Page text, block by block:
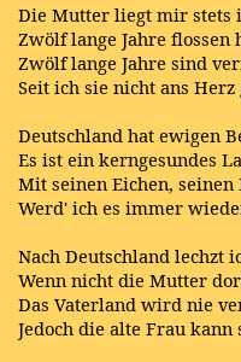
Die Mutter liegt mir stets
Zwölf lange Jahre flossen
Zwölf lange Jahre sind
Seit ich sie nicht ans Herz
Deutschland hat ewigen
Es ist ein kerngesundes
Mit seinen Eichen, seinen
Werd' ich es immer
Nach Deutschland lechzt
Wenn nicht die Mutter
Das Vaterland wird nie
Jedoch die alte Frau kann